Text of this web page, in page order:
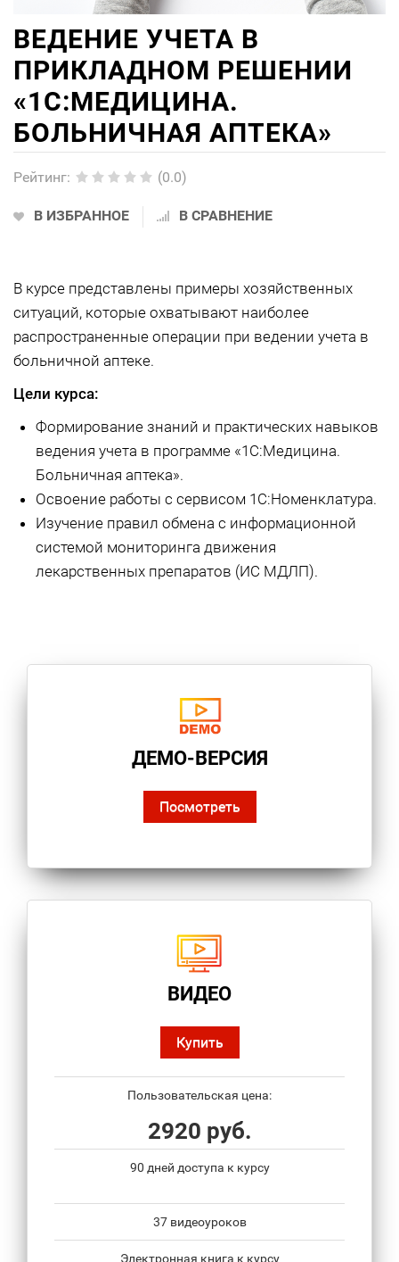
ВЕДЕНИЕ УЧЕТА В
ПРИКЛАДНОМ РЕШЕНИИ
«1С:МЕДИЦИНА.
БОЛЬНИЧНАЯ АПТЕКА»
Рейтинг: (0.0)
В ИЗБРАННОЕ В СРАВНЕНИЕ
В курсе представлены примеры хозяйственных
ситуаций, которые охватывают наиболее
распространенные операции при ведении учета в
больничной аптеке.
Цели курса:
Формирование знаний и практических навыков
ведения учета в программе «1С:Медицина.
Больничная аптека».
Освоение работы с сервисом 1С:Номенклатура.
Изучение правил обмена с информационной
системой мониторинга движения
лекарственных препаратов (ИС МДЛП).
ДЕМО-ВЕРСИЯ
Посмотреть
ВИДЕО
Купить
Пользовательская цена:
2920 руб.
90 дней доступа к курсу
37 видеоуроков
Электронная книга к курсу